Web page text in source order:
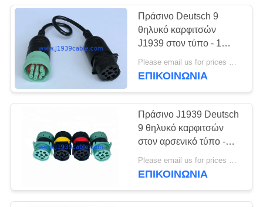
ΖΗΤΉΣΤΕ
ΈΝΑ
ΑΠΌΣΠΑΣΜΑ
SITEMAP
PRIVACY
POLICY
Πράσινο Deutsch 9
θηλυκό καρφιτσών
J1939 στον τύπο - 1
αρσενικό J1939
ΜΠΟΡΕΊ να μεταφέρει
ΕΠΙΚΟΙΝΩΝΊΑ
Πράσινο J1939 Deutsch
9 θηλυκό καρφιτσών
στον αρσενικό τύπο -
τετραγωνικός
προσαρμοστής
Please email us for prices MOQ:100 τεμ
ΕΠΙΚΟΙΝΩΝΊΑ